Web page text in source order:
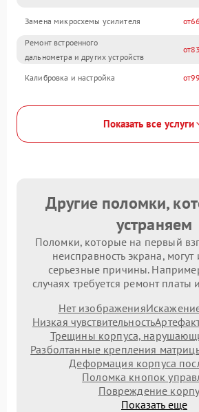
Замена микросхемы усилителя
Ремонт встроенного
дальнометра и других устройств
Калибровка и настройка
Показать все услуги
Другие поломки,
устраняем
Поломки, которые на первый
неисправность экрана, могут
серьезные причины.
случаях требуется ремонт платы
Нет изображения
Низкая чувствительность
Трещины корпуса,
Разболтанные крепления
Деформация корпуса
Поломка кнопок
Повреждение
Показать еще